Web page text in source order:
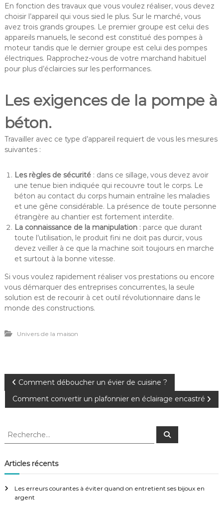
En fonction des travaux que vous voulez réaliser, vous devez
choisir l’appareil qui vous sied le plus. Sur le marché, vous
avez trois grands groupes. Le premier groupe est celui des
appareils manuels, le second est constitué des pompes à
moteur tandis que le dernier groupe est celui des pompes
électriques. Rapprochez-vous de votre marchand habituel
pour plus d’éclaircies sur les performances.
Les exigences de la pompe à
béton.
Travailler avec ce type d’appareil requiert de vous les mesures
suivantes :
Les règles de sécurité: dans ce sillage, vous devez avoir
une tenue bien indiquée qui recouvre tout le corps. Le
béton au contact du corps humain entraîne les maladies
et une gêne considérable. La présence de toute personne
étrangère au chantier est fortement interdite.
La connaissance de la manipulation: parce que durant
toute l’utilisation, le produit fini ne doit pas durcir, vous
devez veiller à ce que la machine soit toujours en marche
et surtout à la bonne vitesse.
Si vous voulez rapidement réaliser vos prestations ou encore
vous démarquer des entreprises concurrentes, la seule
solution est de recourir à cet outil révolutionnaire dans le
monde des constructions.
Univers de la maison
N
a
v
g
a
Comment déboucher un évier de cuisine ?
Comment convertir un plafonnier en éclairage encastré
R
h
e
c
R
c
e
r
Articles récents
Les erreurs courantes à éviter quand on entretient ses bijoux en
argent